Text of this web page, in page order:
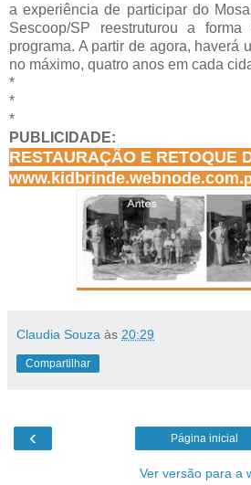
a experiência de participar do
Sescoop/SP reestruturou a
programa. A partir de agora, haverá
no máximo, quatro anos em cada
*
*
*
PUBLICIDADE:
RESTAURAÇÃO E RETOQUE
www.kidbrinde.webnode.com.
Claudia Souza às 20:29
Compartilhar
‹ Página inicial
Ver versão para a